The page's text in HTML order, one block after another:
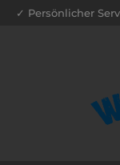
✓ Persönlicher